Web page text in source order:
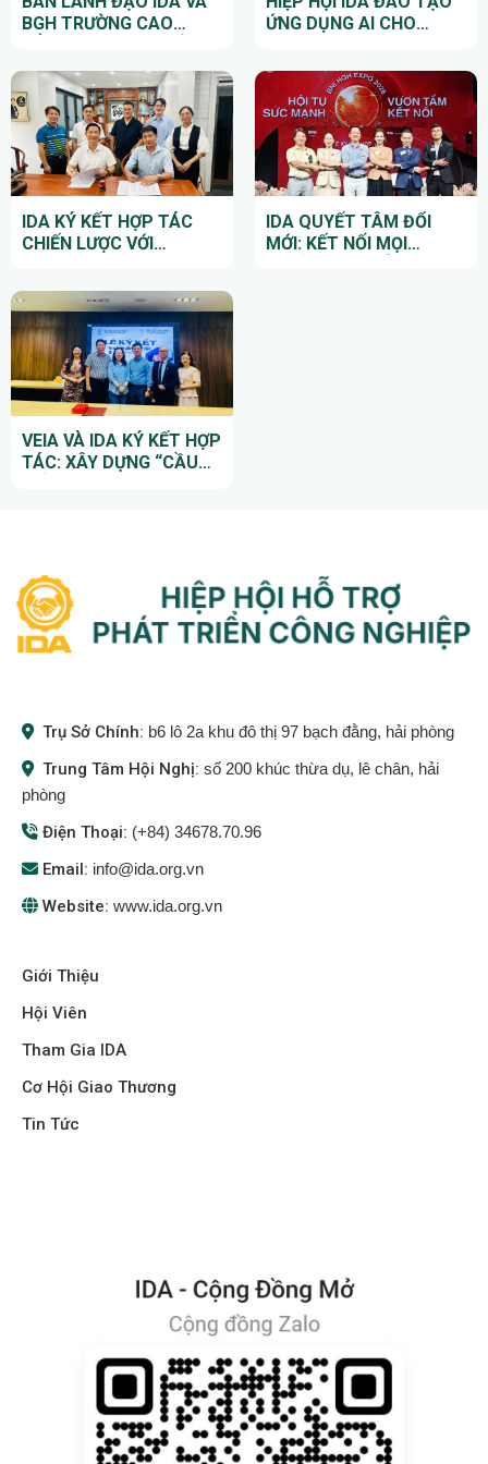
BGH TRƯỜNG CAO
PHÒNG TỚI THĂM VÀ
LÀM VIỆC TẠI CÔNG TY
TNHH THƯƠNG MẠI VÀ
KỸ THUẬT PHƯƠNG
ĐÔNG
ỨNG DỤNG AI CHO
VIÊN
IDA KÝ KẾT HỢP TÁC
CHIẾN LƯỢC VỚI
THÚC ĐẨY XÚC TIẾN
THƯƠNG MẠI, THU HÚT
ĐẦU TƯ QUỐC TẾ
IDA QUYẾT TÂM ĐỔI
MỚI: KẾT NỐI MỌI
VEIA VÀ IDA KÝ KẾT HỢP
TÁC: XÂY DỰNG “CẦU
Trụ Sở Chính: b6 lô 2a khu đô thị 97 bạch đằng, hải phòng
Trung Tâm Hội Nghị: số 200 khúc thừa dụ, lê chân, hải
phòng
Điện Thoại: (+84) 34678.70.96
Email: info@ida.org.vn
Website: www.ida.org.vn
Giới Thiệu
Hội Viên
Tham Gia IDA
Cơ Hội Giao Thương
Tin Tức